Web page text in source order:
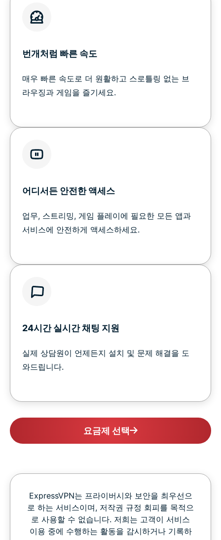
번개처럼 빠른 속도
매우 빠른 속도로 더 원활하고 스로틀링 없는 브
라우징과 게임을 즐기세요.
어디서든 안전한 액세스
업무, 스트리밍, 게임 플레이에 필요한 모든 앱과
서비스에 안전하게 액세스하세요.
24시간 실시간 채팅 지원
실제 상담원이 언제든지 설치 및 문제 해결을 도
와드립니다.
요금제 선택
ExpressVPN는 프라이버시와 보안을 최우선으
로 하는 서비스이며, 저작권 규정 회피를 목적으
로 사용할 수 없습니다. 저희는 고객이 서비스
이용 중에 수행하는 활동을 감시하거나 기록하